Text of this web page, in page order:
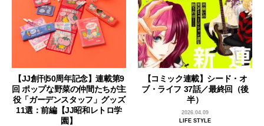
【JJ創刊50周年記念】連載第9
回 ポップな野菜の仲間たちが主
役「ガーデンスタッフ」グッズ
11選：前編【JJ昭和レトロ学
園】
【コミック連載】シード・オ
ブ・ライフ 37話／最終回（後
半）
2026.04.09
LIFE STYLE